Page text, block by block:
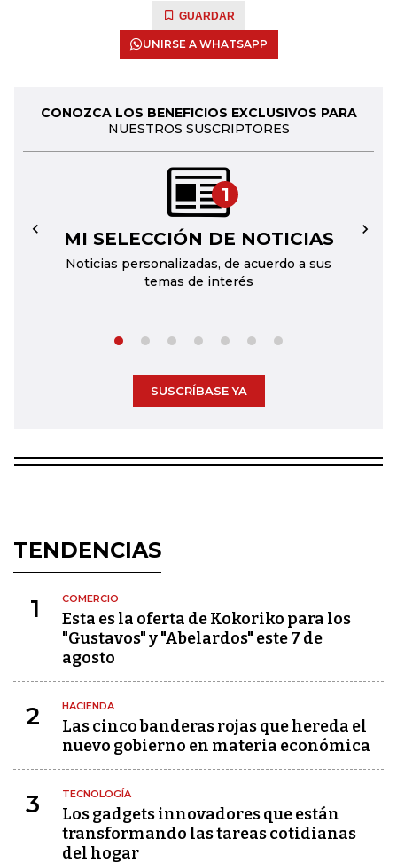
GUARDAR
UNIRSE A WHATSAPP
CONOZCA LOS BENEFICIOS EXCLUSIVOS PARA
NUESTROS SUSCRIPTORES
1
MI SELECCIÓN DE NOTICIAS
Noticias personalizadas, de acuerdo a sus
temas de interés
← →
SUSCRÍBASE YA
TENDENCIAS
1 COMERCIO
Esta es la oferta de Kokoriko para los
"Gustavos" y "Abelardos" este 7 de
agosto
2 HACIENDA
Las cinco banderas rojas que hereda el
nuevo gobierno en materia económica
3 TECNOLOGÍA
Los gadgets innovadores que están
transformando las tareas cotidianas
del hogar